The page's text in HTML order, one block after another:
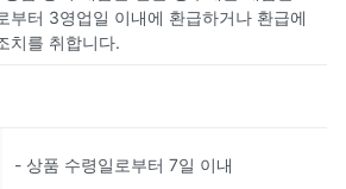
부터 3영업일 이내에 환급하거나 환급에
치를 취합니다.
- 상품 수령일로부터 7일 이내